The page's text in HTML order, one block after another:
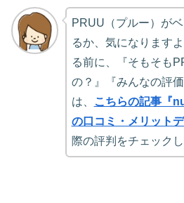
PRUU（プルー）が
るか、気になります
る前に、『そもそも
の？』『みんなの評
は、
こちらの記事『
の口コミ・メリット
際の評判をチェック